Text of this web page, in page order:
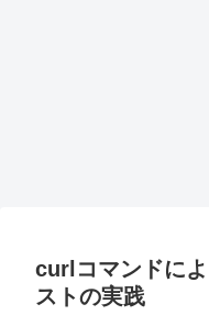
curlコマンドに
ストの実践